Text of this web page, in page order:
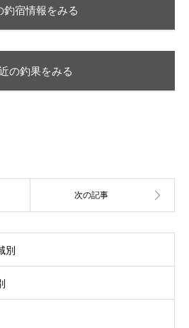
釣宿情報をみる
の釣果をみる
別